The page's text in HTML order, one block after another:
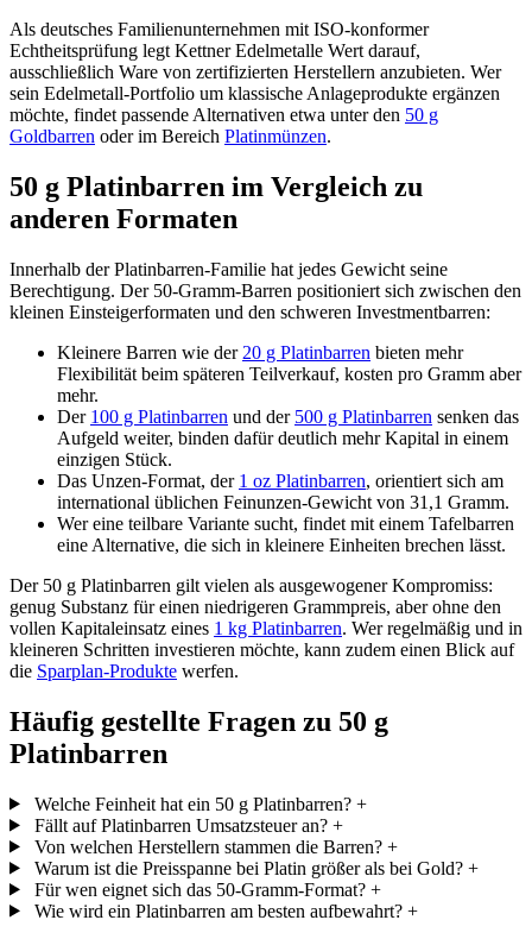
Als deutsches Familienunternehmen mit ISO-konformer
Echtheitsprüfung legt Kettner Edelmetalle Wert darauf,
ausschließlich Ware von zertifizierten Herstellern anzubieten. Wer
sein Edelmetall-Portfolio um klassische Anlageprodukte ergänzen
möchte, findet passende Alternativen etwa unter den 50 g
Goldbarren oder im Bereich Platinmünzen.
50 g Platinbarren im Vergleich zu
anderen Formaten
Innerhalb der Platinbarren-Familie hat jedes Gewicht seine
Berechtigung. Der 50-Gramm-Barren positioniert sich zwischen den
kleinen Einsteigerformaten und den schweren Investmentbarren:
Kleinere Barren wie der 20 g Platinbarren bieten mehr
Flexibilität beim späteren Teilverkauf, kosten pro Gramm aber
mehr.
Der 100 g Platinbarren und der 500 g Platinbarren senken das
Aufgeld weiter, binden dafür deutlich mehr Kapital in einem
einzigen Stück.
Das Unzen-Format, der 1 oz Platinbarren, orientiert sich am
international üblichen Feinunzen-Gewicht von 31,1 Gramm.
Wer eine teilbare Variante sucht, findet mit einem Tafelbarren
eine Alternative, die sich in kleinere Einheiten brechen lässt.
Der 50 g Platinbarren gilt vielen als ausgewogener Kompromiss:
genug Substanz für einen niedrigeren Grammpreis, aber ohne den
vollen Kapitaleinsatz eines 1 kg Platinbarren. Wer regelmäßig und in
kleineren Schritten investieren möchte, kann zudem einen Blick auf
die Sparplan-Produkte werfen.
Häufig gestellte Fragen zu 50 g
Platinbarren
Welche Feinheit hat ein 50 g Platinbarren? +
Fällt auf Platinbarren Umsatzsteuer an? +
Von welchen Herstellern stammen die Barren? +
Warum ist die Preisspanne bei Platin größer als bei Gold? +
Für wen eignet sich das 50-Gramm-Format? +
Wie wird ein Platinbarren am besten aufbewahrt? +